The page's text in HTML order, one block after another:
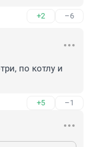
+2 –6
по котлу и
+5 –1